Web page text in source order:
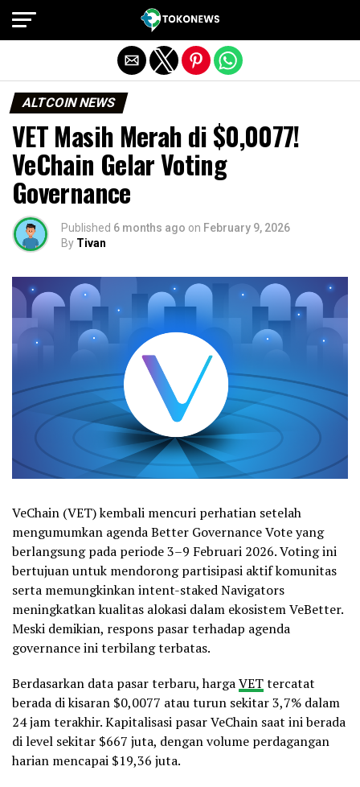
ALTCOIN NEWS
VET Masih Merah di $0,0077!
VeChain Gelar Voting
Governance
Published 6 months ago on February 9, 2026
By Tivan
VeChain (VET) kembali mencuri perhatian setelah
mengumumkan agenda Better Governance Vote yang
berlangsung pada periode 3–9 Februari 2026. Voting ini
bertujuan untuk mendorong partisipasi aktif komunitas
serta memungkinkan intent-staked Navigators
meningkatkan kualitas alokasi dalam ekosistem VeBetter.
Meski demikian, respons pasar terhadap agenda
governance ini terbilang terbatas.
Berdasarkan data pasar terbaru, hargaVETtercatat
berada di kisaran $0,0077 atau turun sekitar 3,7% dalam
24 jam terakhir. Kapitalisasi pasar VeChain saat ini berada
di level sekitar $667 juta, dengan volume perdagangan
harian mencapai $19,36 juta.
Exit mobile version